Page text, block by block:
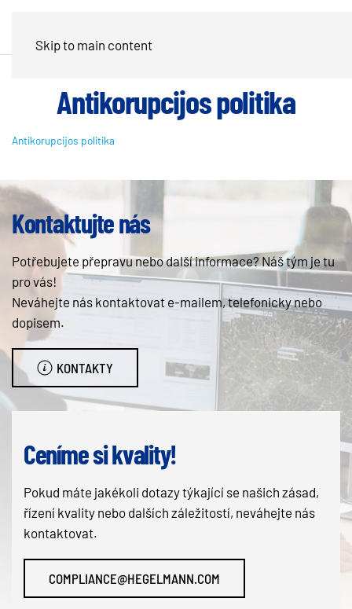
Skip to main content
Antikorupcijos politika
Antikorupcijos politika
Kontaktujte nás
Potřebujete přepravu nebo další informace? Náš tým je tu
pro vás!
Neváhejte nás kontaktovat e-mailem, telefonicky nebo
dopisem.
KONTAKTY
Ceníme si kvality!
Pokud máte jakékoli dotazy týkající se našich zásad,
řízení kvality nebo dalších záležitostí, neváhejte nás
kontaktovat.
COMPLIANCE@HEGELMANN.COM